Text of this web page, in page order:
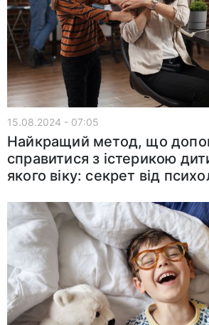
15.08.2024 - 07:05
Найкращий метод, що
справитися з істерикою
якого віку: секрет від